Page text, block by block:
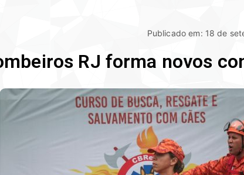
Publicado em: 18 de
RJ forma novos